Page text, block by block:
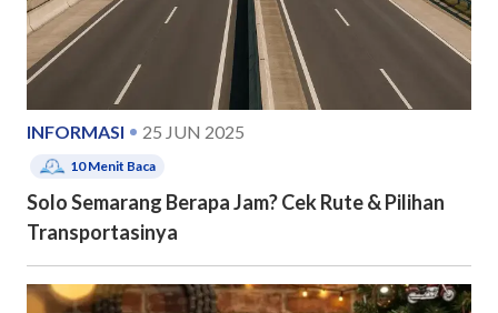
INFORMASI 25 JUN 2025
10Menit Baca
Solo Semarang Berapa Jam? Cek Rute & Pilihan
Transportasinya